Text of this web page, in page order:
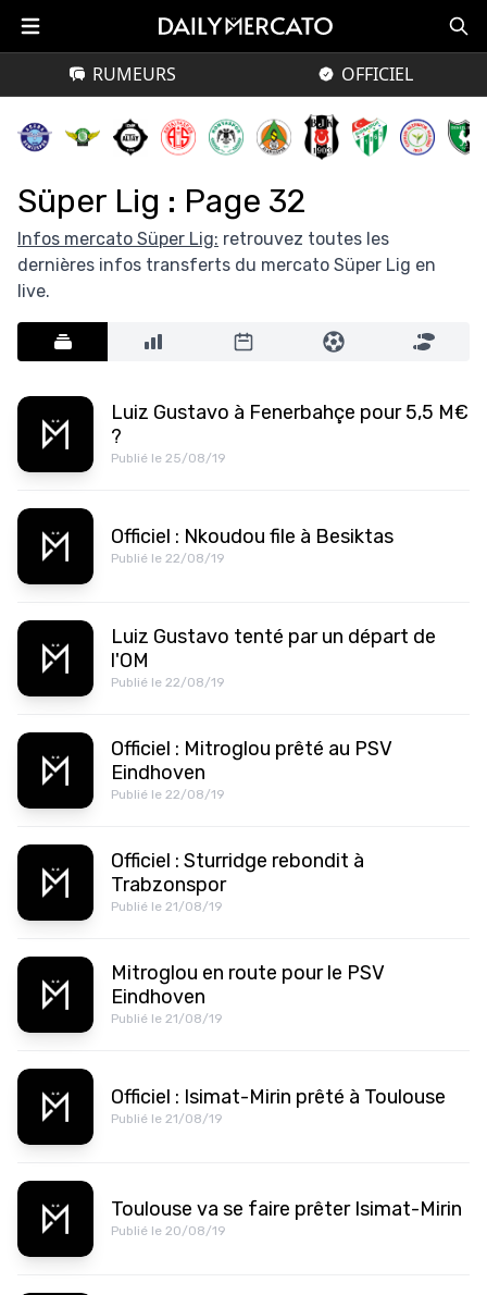
RUMEURS OFFICIEL
Süper Lig : Page 32
Infos mercato Süper Lig: retrouvez toutes les
dernières infos transferts du mercato Süper Lig en
live.
Luiz Gustavo à Fenerbahçe pour 5,5 M€
?
Publié le 25/08/19
Officiel : Nkoudou file à Besiktas
Publié le 22/08/19
Luiz Gustavo tenté par un départ de
l'OM
Publié le 22/08/19
Officiel : Mitroglou prêté au PSV
Eindhoven
Publié le 22/08/19
Officiel : Sturridge rebondit à
Trabzonspor
Publié le 21/08/19
Mitroglou en route pour le PSV
Eindhoven
Publié le 21/08/19
Officiel : Isimat-Mirin prêté à Toulouse
Publié le 21/08/19
Toulouse va se faire prêter Isimat-Mirin
Publié le 20/08/19